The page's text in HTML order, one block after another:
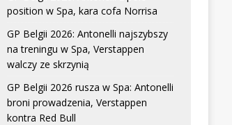
position w Spa, kara cofa Norrisa
GP Belgii 2026: Antonelli najszybszy
na treningu w Spa, Verstappen
walczy ze skrzynią
GP Belgii 2026 rusza w Spa: Antonelli
broni prowadzenia, Verstappen
kontra Red Bull